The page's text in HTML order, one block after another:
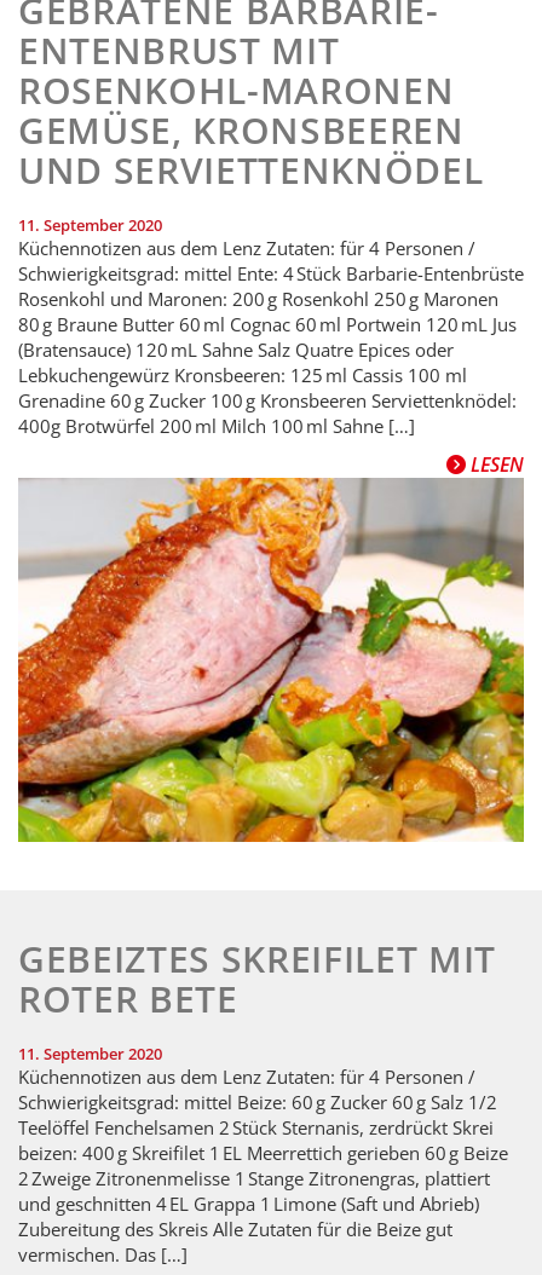
ENTENBRUST MIT
ROSENKOHL-MARONEN
GEMÜSE, KRONSBEEREN
UND SERVIETTENKNÖDEL
11. September 2020
Küchennotizen aus dem Lenz Zutaten: für 4 Personen /
Schwierigkeitsgrad: mittel Ente: 4 Stück Barbarie-Entenbrüste
Rosenkohl und Maronen: 200 g Rosenkohl 250 g Maronen
80 g Braune Butter 60 ml Cognac 60 ml Portwein 120 mL Jus
(Bratensauce) 120 mL Sahne Salz Quatre Epices oder
Lebkuchengewürz Kronsbeeren: 125 ml Cassis 100 ml
Grenadine 60 g Zucker 100 g Kronsbeeren Serviettenknödel:
400g Brotwürfel 200 ml Milch 100 ml Sahne […]
LESEN
GEBEIZTES SKREIFILET MIT
ROTER BETE
11. September 2020
Küchennotizen aus dem Lenz Zutaten: für 4 Personen /
Schwierigkeitsgrad: mittel Beize: 60 g Zucker 60 g Salz 1/2
Teelöffel Fenchelsamen 2 Stück Sternanis, zerdrückt Skrei
beizen: 400 g Skreifilet 1 EL Meerrettich gerieben 60 g Beize
2 Zweige Zitronenmelisse 1 Stange Zitronengras, plattiert
und geschnitten 4 EL Grappa 1 Limone (Saft und Abrieb)
Zubereitung des Skreis Alle Zutaten für die Beize gut
vermischen. Das […]